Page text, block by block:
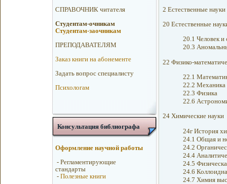
CПРАВОЧНИК читателя
Cтудентам-очникам
Cтудентам-заочникам
ПРЕПОДАВАТЕЛЯМ
Заказ книги на абонементе
Зaдaть вoпрос спeциалисту
Психологам
Консультация библиографа
Оформление научной работы
- Регламентирующие
стандарты
- Полезные книги
2 Естественные науки
20 Естественные
20.1 Человек и
20.3
22 Физико-
22.1
22.2 Механика
22.3 Физика
22.6
24 Химические науки
24г История
24.1 Общая и
24.2
24.4
24.5
24.6
24.7 Химия